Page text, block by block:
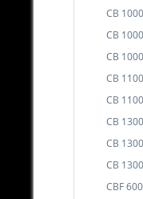
CB
CB
CB
CB
CB
CB
CB
CB
CBF